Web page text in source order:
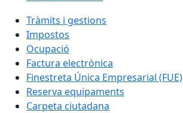
Tràmits i gestions
Impostos
Ocupació
Factura electrònica
Finestreta Única Empresarial (FUE)
Reserva equipaments
Carpeta ciutadana